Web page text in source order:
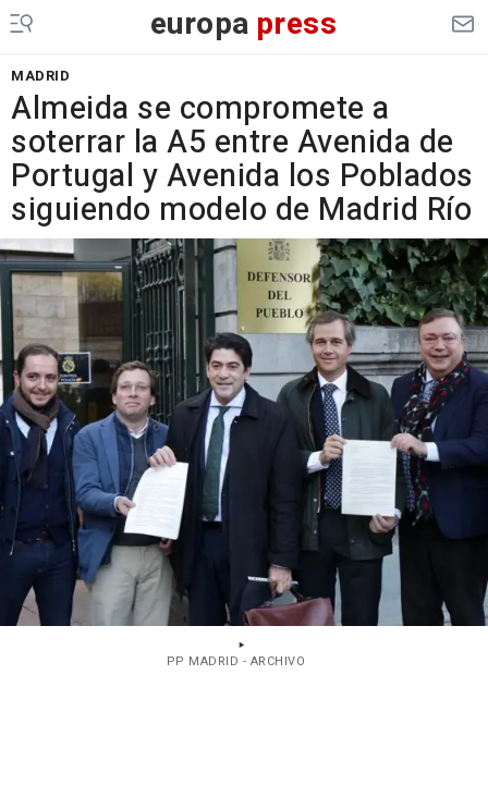
europa press
MADRID
Almeida se compromete a
soterrar la A5 entre Avenida de
Portugal y Avenida los Poblados
siguiendo modelo de Madrid Río
PP MADRID - ARCHIVO